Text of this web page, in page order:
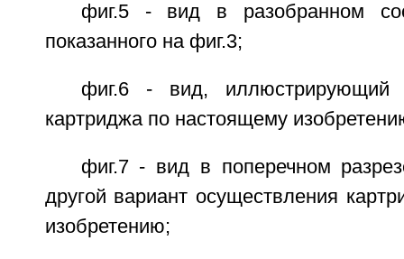
фиг.5 - вид в разобранном
показанного на фиг.3;
фиг.6 - вид, иллюстрирующий
картриджа по настоящему
фиг.7 - вид в поперечном
другой вариант осуществления
изобретению;